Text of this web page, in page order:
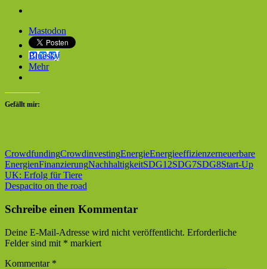
Mastodon
Bluesky
Mehr
Gefällt mir:
CrowdfundingCrowdinvestingEnergieEnergieeffizienzerneuerbare
EnergienFinanzierungNachhaltigkeitSDG12SDG7SDG8Start-Up
Beitragsnavigation
Vorheriger
Beitrag:
UK: Erfolg für Tiere
Nächster
Despacito on the road
Schreibe einen Kommentar
Deine E-Mail-Adresse wird nicht veröffentlicht. Erforderliche
Felder sind mit * markiert
Kommentar *